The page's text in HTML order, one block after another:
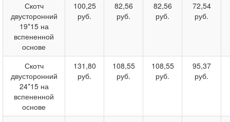
Скотч
двусторонний
19*15 на
вспененной
основе
100,25
руб.
82,56
руб.
82,56
руб.
72,54
руб.
Скотч
двусторонний
24*15 на
вспененной
основе
131,80
руб.
108,55
руб.
108,55
руб.
95,37
руб.